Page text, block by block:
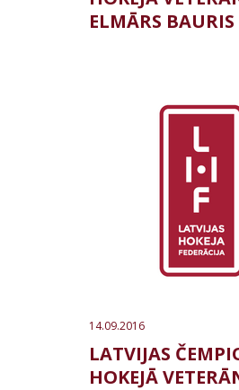
ELMĀRS BAURIS
14.09.2016
LATVIJAS
HOKEJĀ